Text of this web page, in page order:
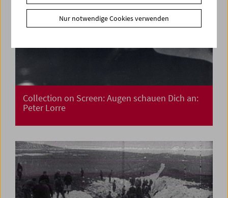
Collection on Screen: Augen schauen Dich an:
Peter Lorre
Nur notwendige Cookies verwenden